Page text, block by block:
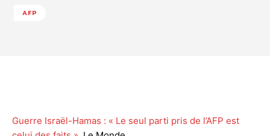
AFP
Guerre Israël-Hamas : « Le seul parti pris de l’AFP est